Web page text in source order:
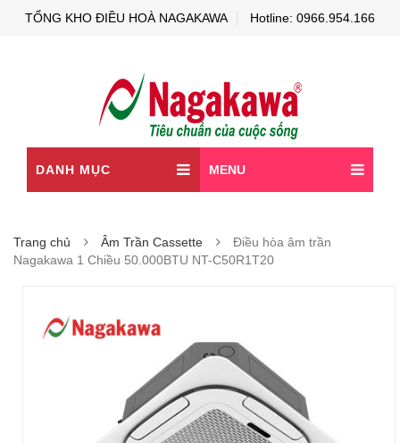
TỔNG KHO ĐIỀU HOÀ NAGAKAWA Hotline: 0966.954.166
DANH MỤC MENU
Trang chủ Âm Trần Cassette
Điều hòa âm trần
Nagakawa 1 Chiều 50.000BTU NT-C50R1T20